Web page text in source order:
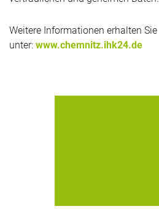
Weitere Informationen erhalten Sie
unter: www.chemnitz.ihk24.de